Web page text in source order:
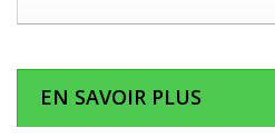
EN SAVOIR PLUS